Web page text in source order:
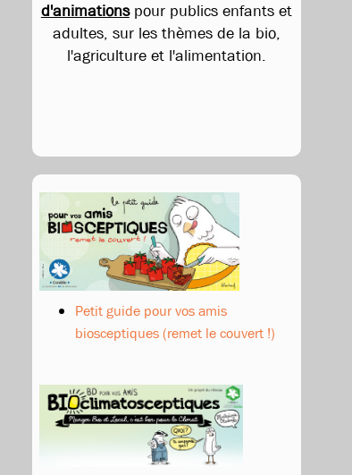
d'animationspour publics enfants et
adultes, sur les thèmes de la bio,
l'agriculture et l'alimentation.
Petit guide pour vos amis
biosceptiques (remet le couvert !)